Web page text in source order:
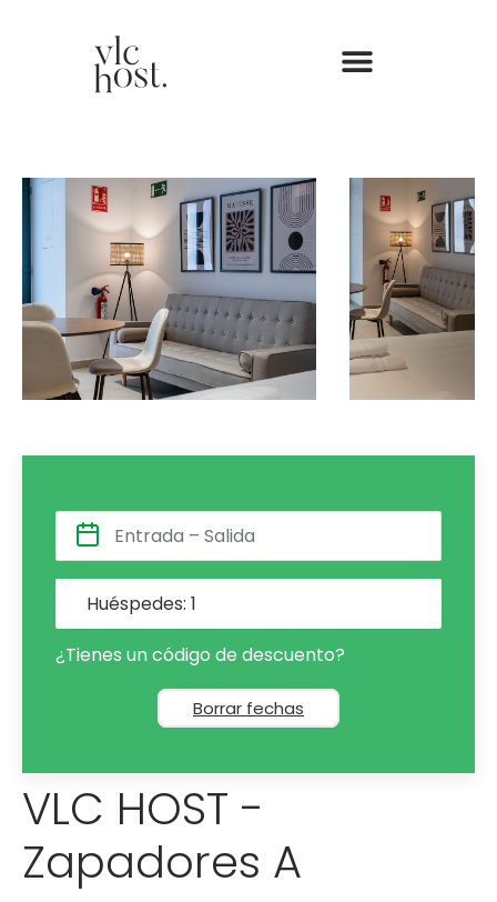
VLC HOST -
Zapadores A
Huéspedes: 1
¿Tienes un código de descuento?
Borrar fechas